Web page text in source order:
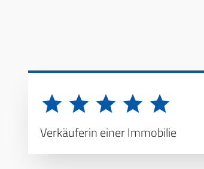
Verkäuferin einer Immobilie